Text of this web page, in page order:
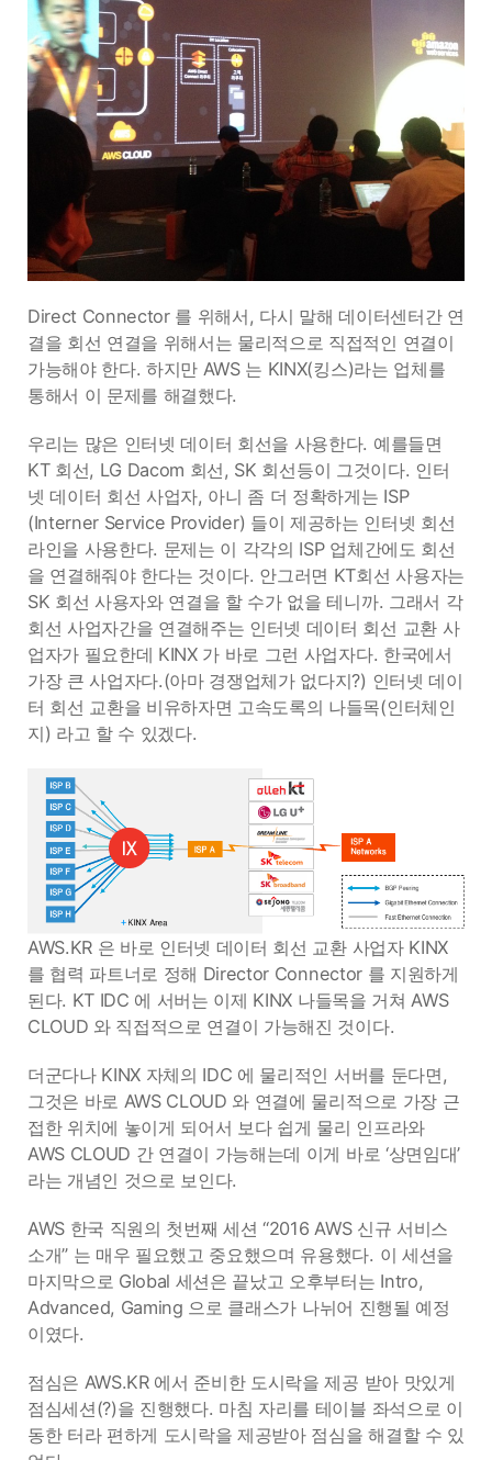
Direct Connector 를 위해서, 다시 말해 데이터센터간 연
결을 회선 연결을 위해서는 물리적으로 직접적인 연결이
가능해야 한다. 하지만 AWS 는 KINX(킹스)라는 업체를
통해서 이 문제를 해결했다.
우리는 많은 인터넷 데이터 회선을 사용한다. 예를들면
KT 회선, LG Dacom 회선, SK 회선등이 그것이다. 인터
넷 데이터 회선 사업자, 아니 좀 더 정확하게는 ISP
(Interner Service Provider) 들이 제공하는 인터넷 회선
라인을 사용한다. 문제는 이 각각의 ISP 업체간에도 회선
을 연결해줘야 한다는 것이다. 안그러면 KT회선 사용자는
SK 회선 사용자와 연결을 할 수가 없을 테니까. 그래서 각
회선 사업자간을 연결해주는 인터넷 데이터 회선 교환 사
업자가 필요한데 KINX 가 바로 그런 사업자다. 한국에서
가장 큰 사업자다.(아마 경쟁업체가 없다지?) 인터넷 데이
터 회선 교환을 비유하자면 고속도록의 나들목(인터체인
지) 라고 할 수 있겠다.
AWS.KR 은 바로 인터넷 데이터 회선 교환 사업자 KINX
를 협력 파트너로 정해 Director Connector 를 지원하게
된다. KT IDC 에 서버는 이제 KINX 나들목을 거쳐 AWS
CLOUD 와 직접적으로 연결이 가능해진 것이다.
더군다나 KINX 자체의 IDC 에 물리적인 서버를 둔다면,
그것은 바로 AWS CLOUD 와 연결에 물리적으로 가장 근
접한 위치에 놓이게 되어서 보다 쉽게 물리 인프라와
AWS CLOUD 간 연결이 가능해는데 이게 바로 ‘상면임대’
라는 개념인 것으로 보인다.
AWS 한국 직원의 첫번째 세션 “2016 AWS 신규 서비스
소개” 는 매우 필요했고 중요했으며 유용했다. 이 세션을
마지막으로 Global 세션은 끝났고 오후부터는 Intro,
Advanced, Gaming 으로 클래스가 나뉘어 진행될 예정
이였다.
점심은 AWS.KR 에서 준비한 도시락을 제공 받아 맛있게
점심세션(?)을 진행했다. 마침 자리를 테이블 좌석으로 이
동한 터라 편하게 도시락을 제공받아 점심을 해결할 수 있